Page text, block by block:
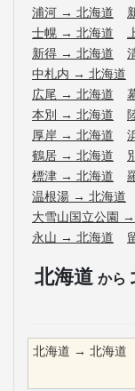
浦河 → 北海道
士幌 → 北海道
新得 → 北海道
中札内 → 北海道
広尾 → 北海道
本別 → 北海道
厚岸 → 北海道
鶴居 → 北海道
標津 → 北海道
温根湯 → 北海道
大雪山国立公園 →
永山 → 北海道
北海道 から
北海道 → 北海道